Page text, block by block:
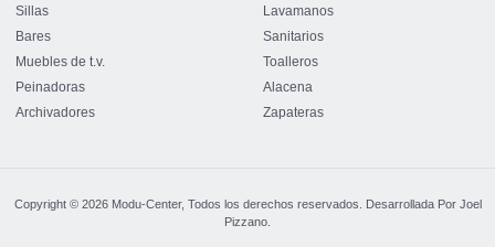
Sillas
Bares
Muebles de t.v.
Peinadoras
Archivadores
Lavamanos
Sanitarios
Toalleros
Alacena
Zapateras
Copyright © 2026 Modu-Center, Todos los derechos reservados. Desarrollada Por Joel
Pizzano.